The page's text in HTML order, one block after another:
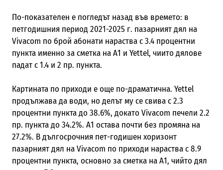
По-показателен е погледът назад във времето: в
петгодишния период 2021-2025 г. пазарният дял на
Vivacom по брой абонати нараства с 3.4 процентни
пункта именно за сметка на А1 и Yettel, чиито дялове
падат с 1.4 и 2 пр. пункта.
Картината по приходи е още по-драматична. Yettel
продължава да води, но делът му се свива с 2.3
процентни пункта до 38.6%, докато Vivacom печели 2.2
пр. пункта до 34.2%. А1 остава почти без промяна на
27.2%. В дългосрочния пет-годишен хоризонт
пазарният дял на Vivacom по приходи нараства с 8.9
процентни пункта, основно за сметка на А1, чийто дял